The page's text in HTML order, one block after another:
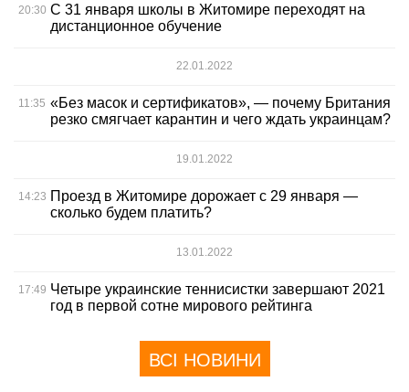
20:30 С 31 января школы в Житомире переходят на
дистанционное обучение
22.01.2022
11:35 «Без масок и сертификатов», — почему Британия
резко смягчает карантин и чего ждать украинцам?
19.01.2022
14:23 Проезд в Житомире дорожает с 29 января —
сколько будем платить?
13.01.2022
17:49 Четыре украинские теннисистки завершают 2021
год в первой сотне мирового рейтинга
ВСІ НОВИНИ